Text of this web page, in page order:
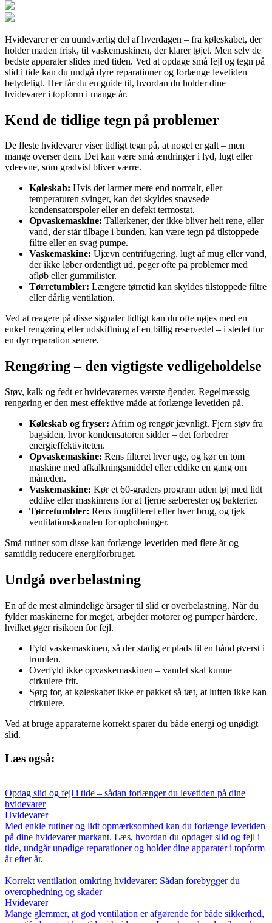
Hvidevarer er en uundværlig del af hverdagen – fra køleskabet, der
holder maden frisk, til vaskemaskinen, der klarer tøjet. Men selv de
bedste apparater slides med tiden. Ved at opdage små fejl og tegn på
slid i tide kan du undgå dyre reparationer og forlænge levetiden
betydeligt. Her får du en guide til, hvordan du holder dine
hvidevarer i topform i mange år.
Kend de tidlige tegn på problemer
De fleste hvidevarer viser tidligt tegn på, at noget er galt – men
mange overser dem. Det kan være små ændringer i lyd, lugt eller
ydeevne, som gradvist bliver værre.
Køleskab: Hvis det larmer mere end normalt, eller
temperaturen svinger, kan det skyldes snavsede
kondensatorspoler eller en defekt termostat.
Opvaskemaskine: Tallerkener, der ikke bliver helt rene, eller
vand, der står tilbage i bunden, kan være tegn på tilstoppede
filtre eller en svag pumpe.
Vaskemaskine: Ujævn centrifugering, lugt af mug eller vand,
der ikke løber ordentligt ud, peger ofte på problemer med
afløb eller gummilister.
Tørretumbler: Længere tørretid kan skyldes tilstoppede filtre
eller dårlig ventilation.
Ved at reagere på disse signaler tidligt kan du ofte nøjes med en
enkel rengøring eller udskiftning af en billig reservedel – i stedet for
en dyr reparation senere.
Rengøring – den vigtigste vedligeholdelse
Støv, kalk og fedt er hvidevarernes værste fjender. Regelmæssig
rengøring er den mest effektive måde at forlænge levetiden på.
Køleskab og fryser: Afrim og rengør jævnligt. Fjern støv fra
bagsiden, hvor kondensatoren sidder – det forbedrer
energieffektiviteten.
Opvaskemaskine: Rens filteret hver uge, og kør en tom
maskine med afkalkningsmiddel eller eddike en gang om
måneden.
Vaskemaskine: Kør et 60-graders program uden tøj med lidt
eddike eller maskinrens for at fjerne sæberester og bakterier.
Tørretumbler: Rens fnugfilteret efter hver brug, og tjek
ventilationskanalen for ophobninger.
Små rutiner som disse kan forlænge levetiden med flere år og
samtidig reducere energiforbruget.
Undgå overbelastning
En af de mest almindelige årsager til slid er overbelastning. Når du
fylder maskinerne for meget, arbejder motorer og pumper hårdere,
hvilket øger risikoen for fejl.
Fyld vaskemaskinen, så der stadig er plads til en hånd øverst i
tromlen.
Overfyld ikke opvaskemaskinen – vandet skal kunne
cirkulere frit.
Sørg for, at køleskabet ikke er pakket så tæt, at luften ikke kan
cirkulere.
Ved at bruge apparaterne korrekt sparer du både energi og unødigt
slid.
Læs også:
Opdag slid og fejl i tide – sådan forlænger du levetiden på dine
hvidevarer
Hvidevarer
Med enkle rutiner og lidt opmærksomhed kan du forlænge levetiden
på dine hvidevarer markant. Læs, hvordan du opdager slid og fejl i
tide, undgår unødige reparationer og holder dine apparater i topform
år efter år.
Korrekt ventilation omkring hvidevarer: Sådan forebygger du
overophedning og skader
Hvidevarer
Mange glemmer, at god ventilation er afgørende for både sikkerhed,